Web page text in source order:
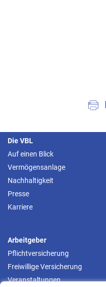
Die VBL
Auf einen Blick
Vermögensanlage
Nachhaltigkeit
Presse
Karriere
Arbeitgeber
Pflichtversicherung
Freiwillige Versicherung
Veranstaltungen